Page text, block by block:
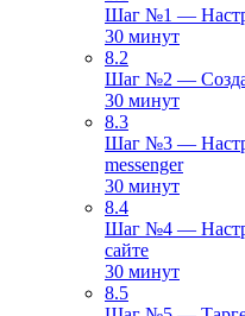
Шаг №1 —
30 минут
8.2
Шаг №2 —
30 минут
8.3
Шаг №3 —
messenger
30 минут
8.4
Шаг №4 —
сайте
30 минут
8.5